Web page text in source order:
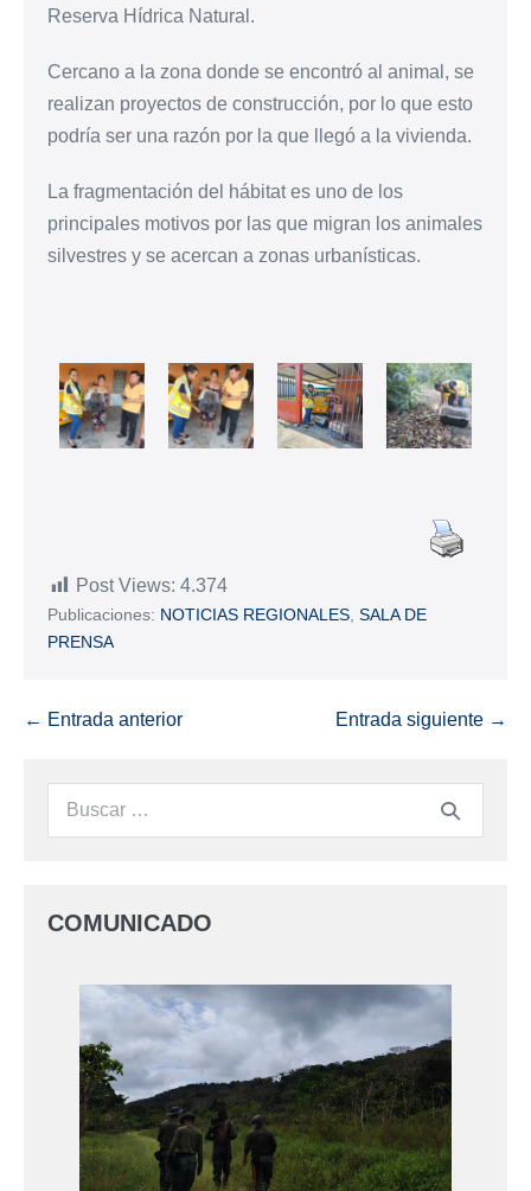
Reserva Hídrica Natural.
Cercano a la zona donde se encontró al animal, se
realizan proyectos de construcción, por lo que esto
podría ser una razón por la que llegó a la vivienda.
La fragmentación del hábitat es uno de los
principales motivos por las que migran los animales
silvestres y se acercan a zonas urbanísticas.
Post Views: 4.374
Publicaciones: NOTICIAS REGIONALES SALA DE
PRENSA
← Entrada anterior Entrada siguiente →
COMUNICADO